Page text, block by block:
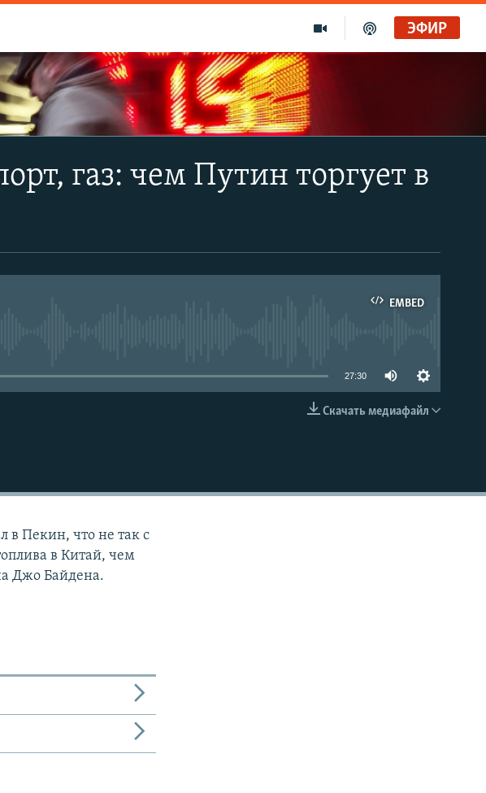
ЭФИР
газ: чем Путин торгует в
EMBED
EMBED
27:30
Скачать медиафайл
в Пекин, что не так с
в Китай, чем
Джо Байдена.